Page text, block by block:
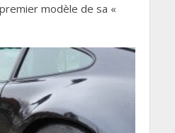
modèle de sa «